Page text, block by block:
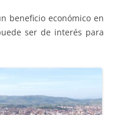
beneficio económico en
ser de interés para